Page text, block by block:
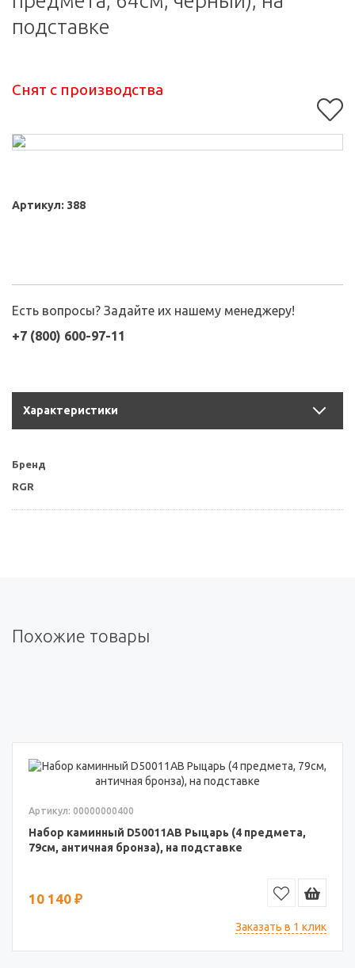
подставке
Снят с производства
Артикул: 388
Есть вопросы? Задайте их нашему менеджеру!
+7 (800) 600-97-11
Характеристики
Бренд
RGR
Похожие товары
Артикул: 00000000400
Набор каминный D50011АВ Рыцарь (4 предмета,
79см, античная бронза), на подставке
10 140 ₽
Заказать в 1 клик